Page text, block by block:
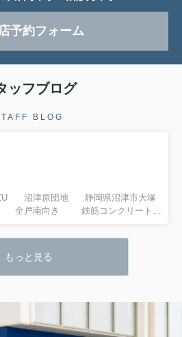
予約フォーム
ッフブログ
BLOG
津原団地 静岡県沼津市大塚
南向き 鉄筋コンクリート造
もっと見る